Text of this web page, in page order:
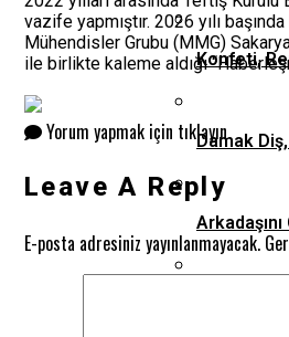
Konfeti,
Damak
vazife yapmıştır. 2026 yılı
Mühendisler Grubu (MMG)
ile birlikte kaleme aldığı
Yorum yapmak için tıklayın
Leave A Reply
E-posta adresiniz yayınlanmayacak.